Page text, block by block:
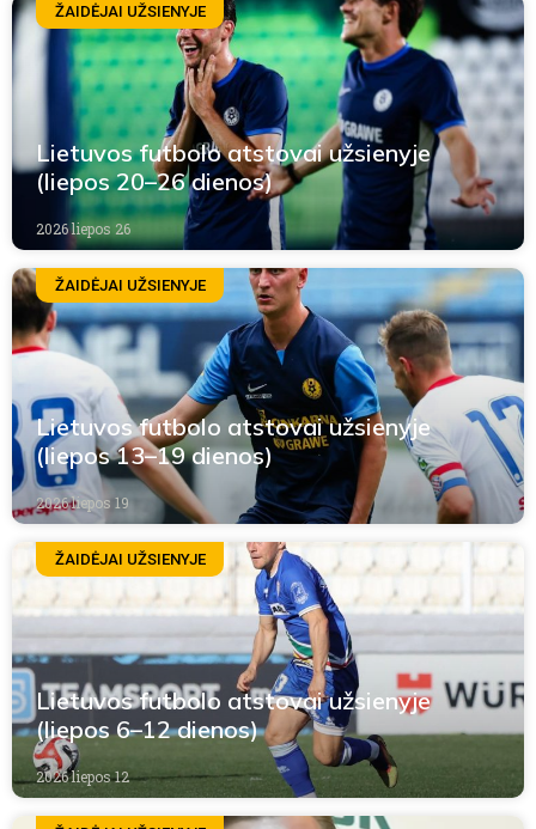
ŽAIDĖJAI UŽSIENYJE
Lietuvos futbolo atstovai užsienyje
(liepos 20–26 dienos)
2026 liepos 26
ŽAIDĖJAI UŽSIENYJE
Lietuvos futbolo atstovai užsienyje
(liepos 13–19 dienos)
2026 liepos 19
ŽAIDĖJAI UŽSIENYJE
Lietuvos futbolo atstovai užsienyje
(liepos 6–12 dienos)
2026 liepos 12